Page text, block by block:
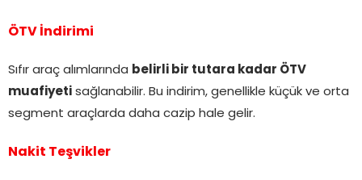
ÖTV İndirimi
Sıfır araç alımlarında belirli bir tutara kadar ÖTV
muafiyeti sağlanabilir. Bu indirim, genellikle küçük ve orta
segment araçlarda daha cazip hale gelir.
Nakit Teşvikler